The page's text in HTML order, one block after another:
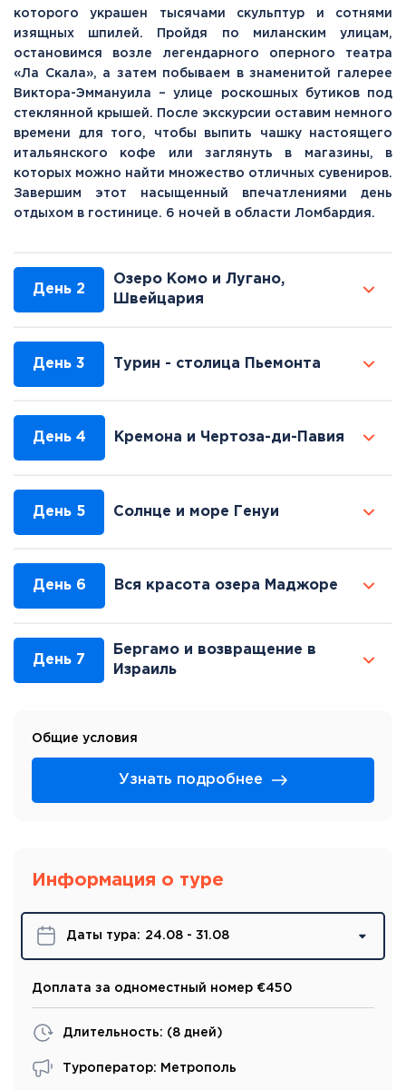
которого украшен тысячами скульптур и сотнями
изящных шпилей. Пройдя по миланским улицам,
остановимся возле легендарного оперного театра
«Ла Скала», а затем побываем в знаменитой галерее
Виктора-Эммануила – улице роскошных бутиков под
стеклянной крышей. После экскурсии оставим немного
времени для того, чтобы выпить чашку настоящего
итальянского кофе или заглянуть в магазины, в
которых можно найти множество отличных сувениров.
Завершим этот насыщенный впечатлениями день
отдыхом в гостинице. 6 ночей в области Ломбардия.
День 2
Озеро Комо и Лугано,
Швейцария
День 3 Турин - столица Пьемонта
День 4 Кремона и Чертоза-ди-Павия
День 5 Солнце и море Генуи
День 6 Вся красота озера Маджоре
День 7
Бергамо и возвращение в
Израиль
Общие условия
Узнать подробнее
Информация о туре
Даты турa: 24.08 - 31.08
Доплата за одноместный номер €450
Длительность: (8 дней )
Туроператор: Метрополь